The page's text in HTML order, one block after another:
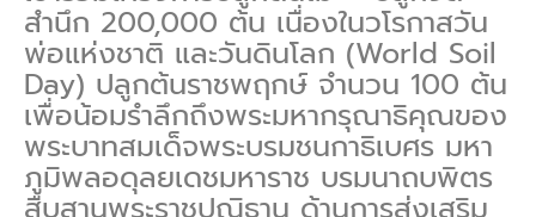
สำนึก 200,000 ต้น เนื่องในวโรกาสวัน
พ่อแห่งชาติ และวันดินโลก (World Soil
Day) ปลูกต้นราชพฤกษ์ จำนวน 100 ต้น
เพื่อน้อมรำลึกถึงพระมหากรุณาธิคุณของ
พระบาทสมเด็จพระบรมชนกาธิเบศร มหา
ภูมิพลอดุลยเดชมหาราช บรมนาถบพิตร